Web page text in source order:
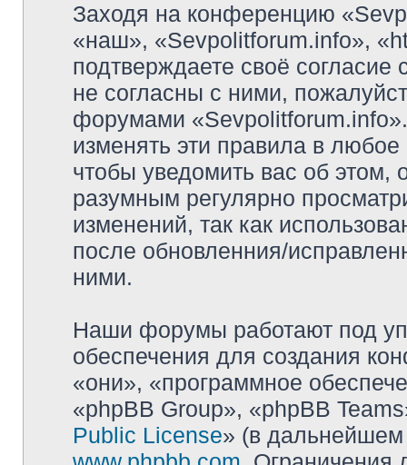
Заходя на конференцию
«наш», «Sevpolitforum.info»,
подтверждаете своё
не согласны с ними,
форумами
изменять эти правила в
чтобы уведомить вас об
разумным регулярно
изменений, так как
после обновленния/
ними.
Наши форумы работают под
обеспечения для создания
«они», «программное
«phpBB Group», «phpBB
Public License» (в дальнейшем